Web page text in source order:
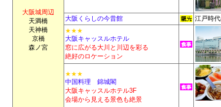
大阪城周辺
天満橋
天神橋
京橋
森ノ宮
大阪くらしの今昔館
江戸時
★★★
大阪キャッスルホテル
窓に広がる大川と川辺を彩る
絶好のロケーション
★★★
中国料理 錦城閣
大阪キャッスルホテル3F
会場から見える景色も絶景